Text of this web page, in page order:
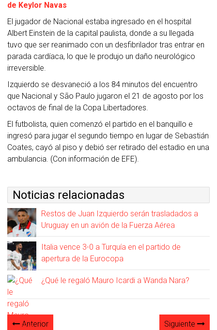
de Keylor Navas
El jugador de Nacional estaba ingresado en el hospital
Albert Einstein de la capital paulista, donde a su llegada
tuvo que ser reanimado con un desfibrilador tras entrar en
parada cardíaca, lo que le produjo un daño neurológico
irreversible.
Izquierdo se desvaneció a los 84 minutos del encuentro
que Nacional y São Paulo jugaron el 21 de agosto por los
octavos de final de la Copa Libertadores.
El futbolista, quien comenzó el partido en el banquillo e
ingresó para jugar el segundo tiempo en lugar de Sebastián
Coates, cayó al piso y debió ser retirado del estadio en una
ambulancia. (Con información de EFE).
Noticias relacionadas
Restos de Juan Izquierdo serán trasladados a
Uruguay en un avión de la Fuerza Aérea
Italia vence 3-0 a Turquía en el partido de
apertura de la Eurocopa
¿Qué le regaló Mauro Icardi a Wanda Nara?
Anterior Siguiente